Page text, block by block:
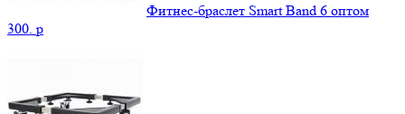
Фитнес-браслет Smart Band 6 оптом
300. p